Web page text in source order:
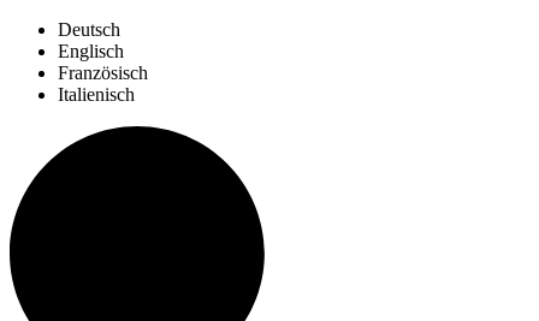
Deutsch
Englisch
Französisch
Italienisch